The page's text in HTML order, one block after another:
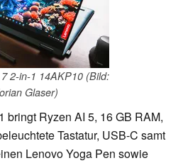
2-in-1 14AKP10 (Bild:
Glaser)
bringt Ryzen AI 5, 16 GB RAM,
Tastatur, USB-C samt
Lenovo Yoga Pen sowie